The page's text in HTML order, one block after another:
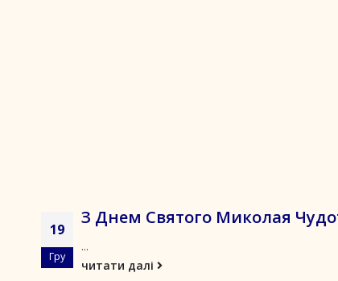
19
Гру
З Днем Святого Миколая
...
читати далі